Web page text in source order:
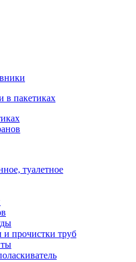
в пакетиках
туалетное
и прочистки труб